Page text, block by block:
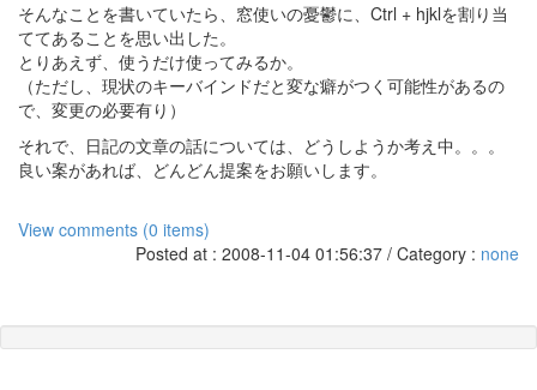
そんなことを書いていたら、窓使いの憂鬱に、Ctrl + hjklを割り当
ててあることを思い出した。
とりあえず、使うだけ使ってみるか。
（ただし、現状のキーバインドだと変な癖がつく可能性があるの
で、変更の必要有り）
それで、日記の文章の話については、どうしようか考え中。。。
良い案があれば、どんどん提案をお願いします。
View comments (0 items)
Posted at : 2008-11-04 01:56:37 / Category : none